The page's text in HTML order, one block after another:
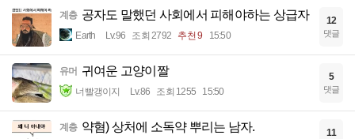
계층 공자도 말했던 사회에서 피해야하는 상급자
Earth Lv.96 조회 2792 추천 9 15:50
12
댓글
유머 귀여운 고양이짤
너빨갱이지 Lv.86 조회 1255 15:50
5
댓글
계층 약혐) 상처에 소독약 뿌리는 남자. 11